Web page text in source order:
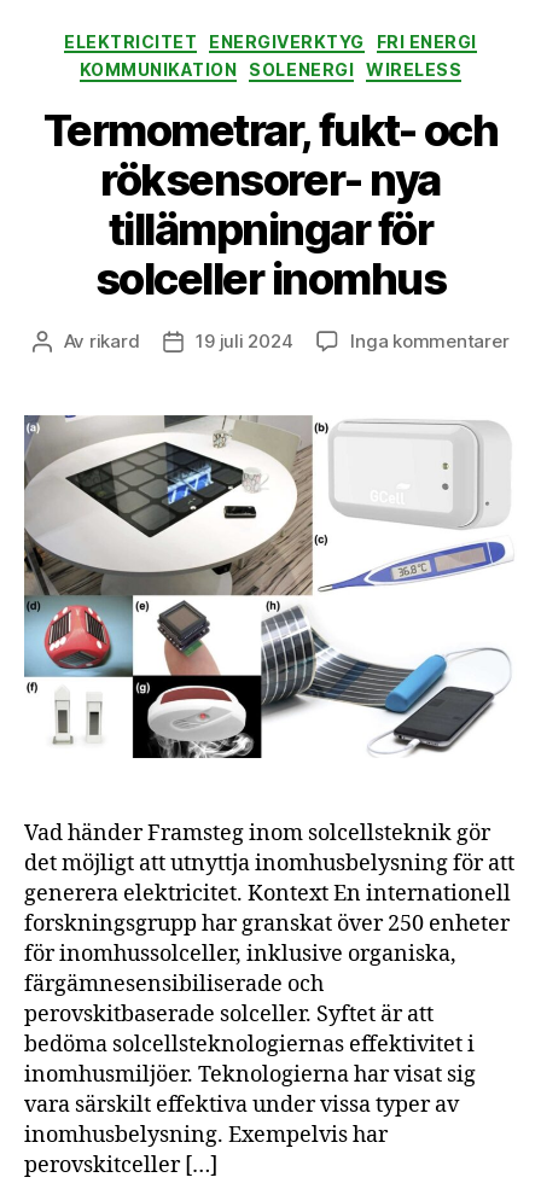
Kategorier
ELEKTRICITET ENERGIVERKTYG
FRI ENERGI
KOMMUNIKATION
SOLENERGI WIRELESS
Termometrar, fukt- och
röksensorer- nya
tillämpningar för
solceller inomhus
Inläggsförfattare
Av rikard Inläggsdatum
19 juli 2024 Inga kommentarertill
Vad händer Framsteg inom solcellsteknik gör
det möjligt att utnyttja inomhusbelysning för att
generera elektricitet. Kontext En internationell
forskningsgrupp har granskat över 250 enheter
för inomhussolceller, inklusive organiska,
färgämnesensibiliserade och
perovskitbaserade solceller. Syftet är att
bedöma solcellsteknologiernas effektivitet i
inomhusmiljöer. Teknologierna har visat sig
vara särskilt effektiva under vissa typer av
inomhusbelysning. Exempelvis har
perovskitceller […]